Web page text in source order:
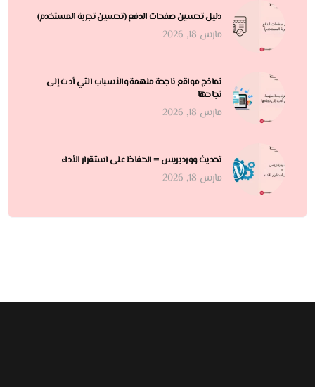
دليل تحسين صفحات الدفع (تحسين تجربة المستخدم)
مارس 18, 2026
نماذج مواقع ناجحة ملهمة والأسباب التي أدت إلى
نجاحها
مارس 18, 2026
تحديث ووردبريس = الحفاظ على استقرار الأداء
مارس 18, 2026